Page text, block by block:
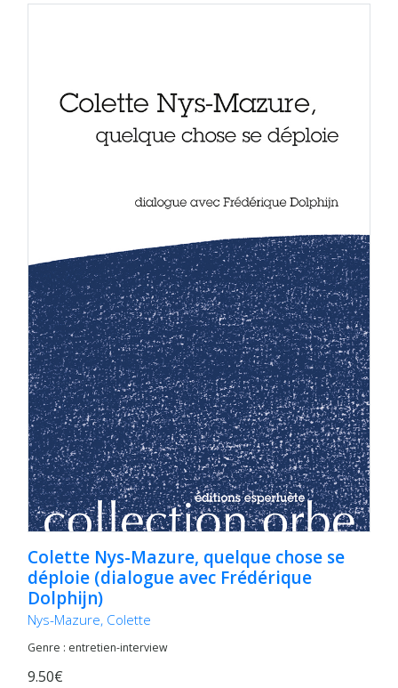
Colette Nys-Mazure, quelque chose se
déploie (dialogue avec Frédérique
Dolphijn)
Nys-Mazure, Colette
Genre : entretien-interview
9.50€